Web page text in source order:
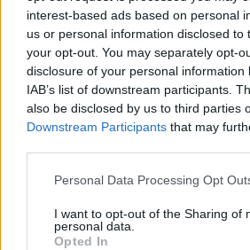
interest-based ads based on personal
us or personal information disclosed to
your opt-out. You may separately opt-
disclosure of your personal information
IAB’s list of downstream participants.
also be disclosed by us to third parties
Downstream Participants that may
Personal Data Processing Opt
I want to opt-out of the Sharing of
personal data.
Opted In
Eldefensor del título del CERT-
despedido del mal fario que le
que estrenó el Toyota GR Yaris
mes de mayo en Pozoblanco.
serie de abandonos, esta es la
nipona, que lo llevó al cuarto
clasificación general. Aleksandr
Ignatov cerraron el top five en su